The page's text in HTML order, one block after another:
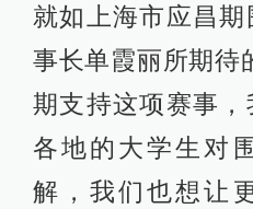
就如上海市应昌
事长单霞丽所期待
期支持这项赛事
各地的大学生对
解，我们也想让